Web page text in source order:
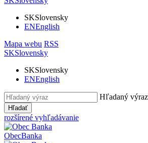
SKSlovensky
ENEnglish
Mapa webu RSS
SKSlovensky
SKSlovensky
ENEnglish
Hľadaný výraz
Hľadať
rozšírené vyhľadávanie
ObecBanka